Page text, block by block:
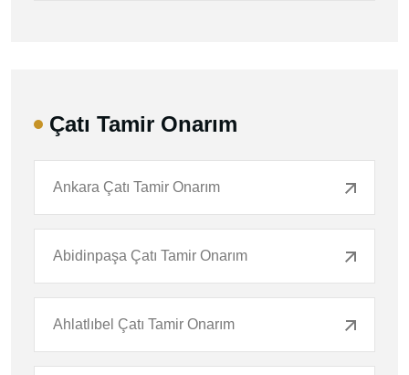
Çatı Tamir Onarım
Ankara Çatı Tamir Onarım
Abidinpaşa Çatı Tamir Onarım
Ahlatlıbel Çatı Tamir Onarım